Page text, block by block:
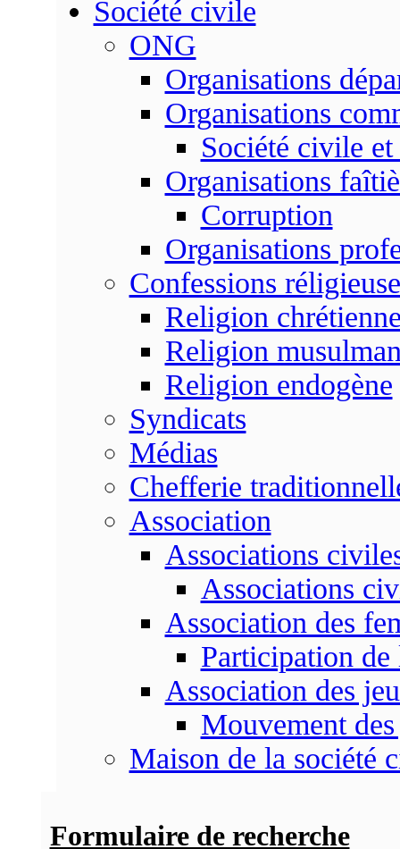
Société civile
ONG
Organisations
Organisations
Société civile
Organisations
Corruption
Organisations
Confessions
Religion
Religion
Religion endogène
Syndicats
Médias
Chefferie
Association
Associations
Associations
Association des
Participation de
Association des
Mouvement
Maison de la société
Formulaire de recherche